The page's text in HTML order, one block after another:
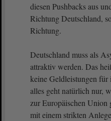
diesen Pushbacks aus
Richtung Deutschland,
Richtung.
Deutschland muss als
attraktiv werden. Das
keine Geldleistungen
alles geht natürlich nur,
zur Europäischen Union
mit einem strikten